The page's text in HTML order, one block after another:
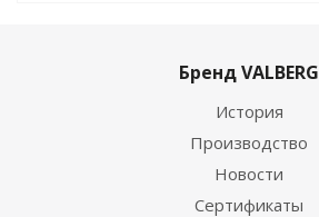
Бренд VALBERG
История
Производство
Новости
Сертификаты